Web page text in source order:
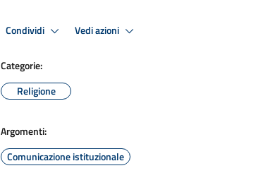
Condividi Vedi azioni
Categorie:
Religione
Argomenti:
Comunicazione istituzionale